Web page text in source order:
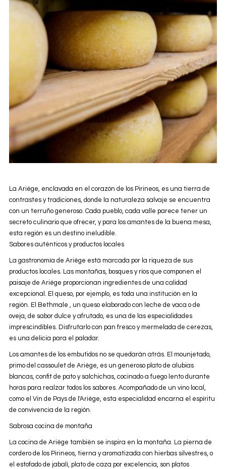
La Ariège, enclavada en el corazón de los Pirineos, es una tierra de
contrastes y tradiciones, donde la naturaleza salvaje se encuentra
con un terruño generoso. Cada pueblo, cada valle parece tener un
secreto culinario que ofrecer, y para los amantes de la buena mesa,
esta región es un destino ineludible.
Sabores auténticos y productos locales
La gastronomía de Ariège está marcada por la riqueza de sus
productos locales. Las montañas, bosques y ríos que componen el
paisaje de Ariège proporcionan ingredientes de una calidad
excepcional. El queso, por ejemplo, es toda una institución en la
región. El Bethmale , un queso elaborado con leche de vaca o de
oveja, de sabor dulce y afrutado, es una de las especialidades
imprescindibles. Disfrutarlo con pan fresco y mermelada de cerezas,
es una delicia para el paladar.
Los amantes de los embutidos no se quedarán atrás. El mounjetado,
primo del cassoulet de Ariège, es un generoso plato de alubias
blancas, confit de pato y salchichas, cocinado a fuego lento durante
horas para realzar todos los sabores. Acompañado de un vino local,
como el Vin de Pays de l'Ariège, esta especialidad encarna el espíritu
de convivencia de la región.
Sabrosa cocina de montaña
La cocina de Ariège también se inspira en la montaña. La pierna de
cordero de los Pirineos, tierna y aromatizada con hierbas silvestres, o
el estofado de jabalí, plato de caza por excelencia, son platos